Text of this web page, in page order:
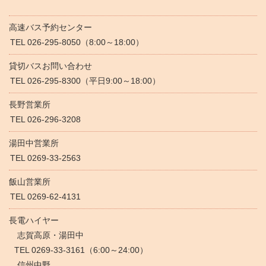
高速バス予約センター
TEL 026-295-8050（8:00～18:00）
貸切バスお問い合わせ
TEL 026-295-8300（平日9:00～18:00）
長野営業所
TEL 026-296-3208
湯田中営業所
TEL 0269-33-2563
飯山営業所
TEL 0269-62-4131
長電ハイヤー
志賀高原・湯田中
TEL 0269-33-3161（6:00～24:00）